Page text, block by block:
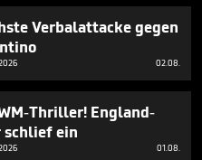
Verbalattacke gegen
02.08.
Thriller! England-
schlief ein
01.08.